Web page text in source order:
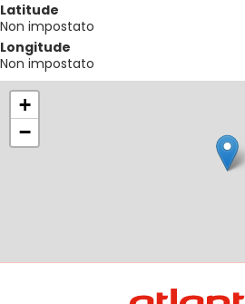
Latitude
Non impostato
Longitude
Non impostato
+
−